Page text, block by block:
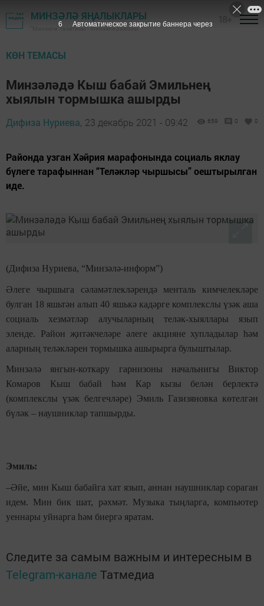
МИНЗӘЛӘ ЯҢАЛЫКЛАРЫ
"Минзәлә" газетасы - Минзәлә районы
КӨН ТЕМАСЫ
Минзәләдә Кыш бабай Эмильнең
хыялын тормышка ашырды
Дифиза Нуриева, 23 декабрь 2021 - 09:42 659 0 0
Районда узган Хәйрия марафонында социаль яклау
бүлеге тарафыннан “Теләкләр чыршысы” оештырылган
иде.
(Дифиза Нуриева, “Минзәлә-информ”)
Әлеге чыршыга сәламәтлекләрендә менталь кимчелекләре
булган 18 яшьтән алып 40 яшькә кадәрге комплекслы үзәк аша
социаль хезмәтләр алучыларның теләк-хыяллары язып
эленде. Район җитәкчеләре әлеге акцияне хупладылар һәм
аларның теләкләрен тормышка ашырырга булыштылар.
Минзәлә янгын-коткару гарнизоны начальнигы Виктор
Комаров Кыш бабай һәм Кар кызы белән берлектә
(комплекслы үзәк белгечләре) Эмиль Газизяновка көтелгән
бүләк – наушниклар тапшырды.
Эмиль:
–Әйе, мин Кыш бабайга хат язып, аннан наушниклар сораган
идем. Мин бик шат, рәхмәт. Музыка тыңларга, компьютер
уеннары уйнарга һәм биергә яратам.
Следите за самым важным и интересным в
Telegram-канале Татмедиа
5 Автоматическое закрытие баннера через